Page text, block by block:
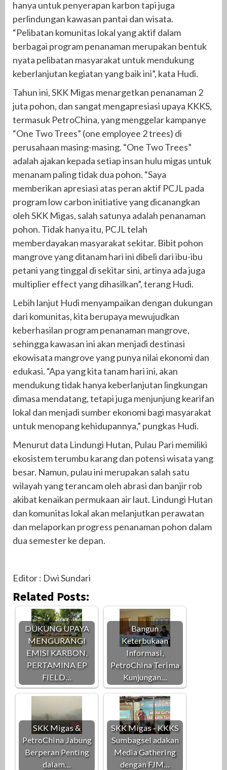
hanya untuk penyerapan karbon tapi juga
perlindungan kawasan pantai dan wisata.
“Pelibatan komunitas lokal yang aktif dalam
berbagai program penanaman merupakan bentuk
nyata pelibatan masyarakat untuk mendukung
keberlanjutan kegiatan yang baik ini”, kata Hudi.
Tahun ini, SKK Migas menargetkan penanaman 2
juta pohon, dan sangat mengapresiasi upaya KKKS,
termasuk PetroChina, yang menggelar kampanye
“One Two Trees” (one employee 2 trees) di
perusahaan masing-masing. “One Two Trees”
adalah ajakan kepada setiap insan hulu migas untuk
menanam paling tidak dua pohon. “Saya
memberikan apresiasi atas peran aktif PCJL pada
program low carbon initiative yang dicanangkan
oleh SKK Migas, salah satunya adalah penanaman
pohon. Tidak hanya itu, PCJL telah
memberdayakan masyarakat sekitar. Bibit pohon
mangrove yang ditanam hari ini dibeli dari ibu-ibu
petani yang tinggal di sekitar sini, artinya ada juga
multiplier effect yang dihasilkan”, terang Hudi.
Lebih lanjut Hudi menyampaikan dengan dukungan
dari komunitas, kita berupaya mewujudkan
keberhasilan program penanaman mangrove,
sehingga kawasan ini akan menjadi destinasi
ekowisata mangrove yang punya nilai ekonomi dan
edukasi. “Apa yang kita tanam hari ini, akan
mendukung tidak hanya keberlanjutan lingkungan
dimasa mendatang, tetapi juga menjunjung kearifan
lokal dan menjadi sumber ekonomi bagi masyarakat
untuk menopang kehidupannya,” pungkas Hudi.
Menurut data Lindungi Hutan, Pulau Pari memiliki
ekosistem terumbu karang dan potensi wisata yang
besar. Namun, pulau ini merupakan salah satu
wilayah yang terancam oleh abrasi dan banjir rob
akibat kenaikan permukaan air laut. Lindungi Hutan
dan komunitas lokal akan melanjutkan perawatan
dan melaporkan progress penanaman pohon dalam
dua semester ke depan.
Editor : Dwi Sundari
Related Posts:
DUKUNG UPAYA
MENGURANGI
EMISI KARBON,
PERTAMINA EP
FIELD…
Bangun
Keterbukaan
Informasi,
PetroChina Terima
Kunjungan…
SKK Migas &
PetroChina Jabung
Berperan Penting
dalam…
SKK Migas - KKKS
Sumbagsel adakan
Media Gathering
dengan FJM…